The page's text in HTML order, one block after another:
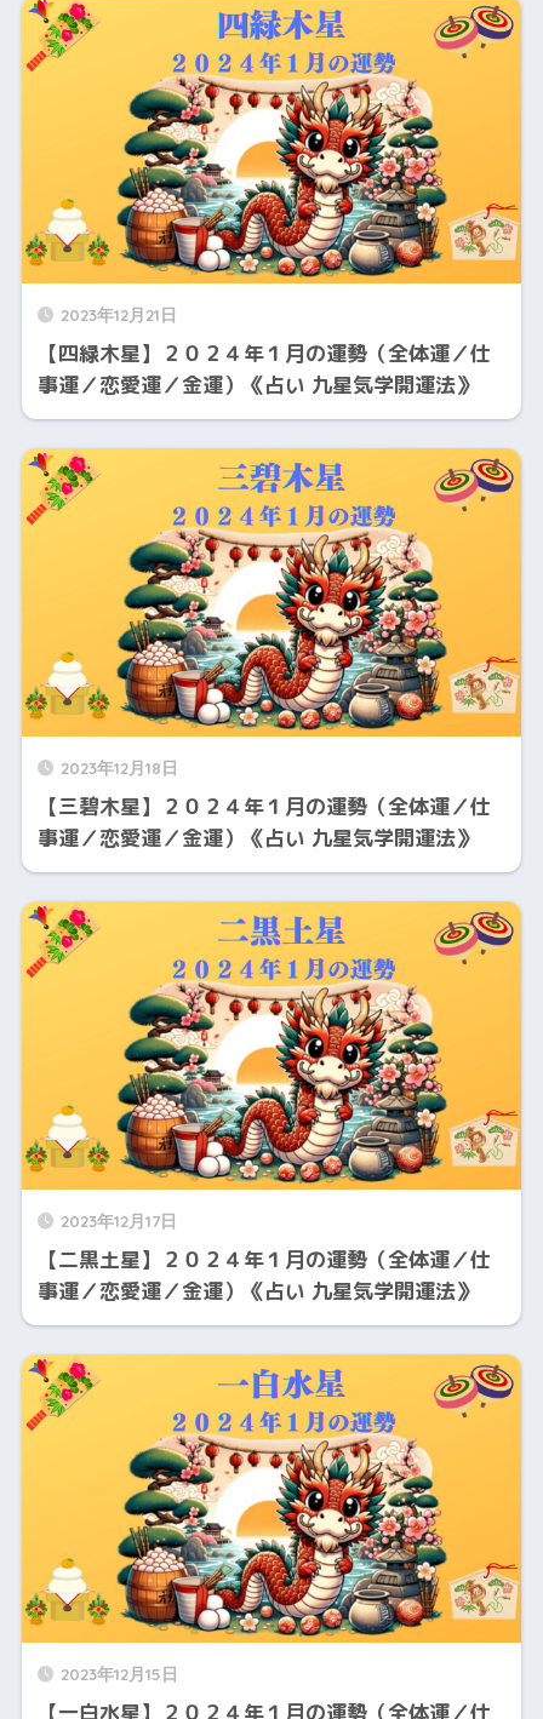
2023年12月21日
【四緑木星】２０２４年１月の運勢（全体運／仕
事運／恋愛運／金運）《占い 九星気学開運法》
2023年12月18日
【三碧木星】２０２４年１月の運勢（全体運／仕
事運／恋愛運／金運）《占い 九星気学開運法》
2023年12月17日
【二黒土星】２０２４年１月の運勢（全体運／仕
事運／恋愛運／金運）《占い 九星気学開運法》
2023年12月15日
【一白水星】２０２４年１月の運勢（全体運／仕